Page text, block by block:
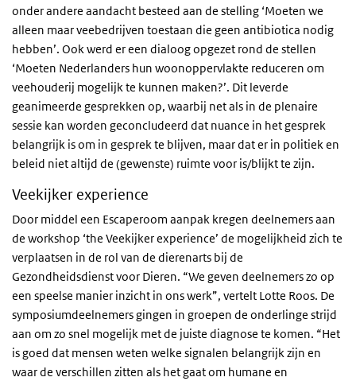
onder andere aandacht besteed aan de stelling ‘Moeten we
alleen maar veebedrijven toestaan die geen antibiotica nodig
hebben’. Ook werd er een dialoog opgezet rond de stellen
‘Moeten Nederlanders hun woonoppervlakte reduceren om
veehouderij mogelijk te kunnen maken?’. Dit leverde
geanimeerde gesprekken op, waarbij net als in de plenaire
sessie kan worden geconcludeerd dat nuance in het gesprek
belangrijk is om in gesprek te blijven, maar dat er in politiek en
beleid niet altijd de (gewenste) ruimte voor is/blijkt te zijn.
Veekijker experience
Door middel een Escaperoom aanpak kregen deelnemers aan
de workshop ‘the Veekijker experience’ de mogelijkheid zich te
verplaatsen in de rol van de dierenarts bij de
Gezondheidsdienst voor Dieren. “We geven deelnemers zo op
een speelse manier inzicht in ons werk”, vertelt Lotte Roos. De
symposiumdeelnemers gingen in groepen de onderlinge strijd
aan om zo snel mogelijk met de juiste diagnose te komen. “Het
is goed dat mensen weten welke signalen belangrijk zijn en
waar de verschillen zitten als het gaat om humane en